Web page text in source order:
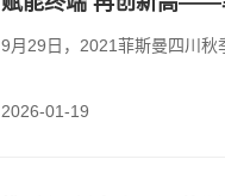
9月29日，2021菲斯曼四川秋
2026-01-19